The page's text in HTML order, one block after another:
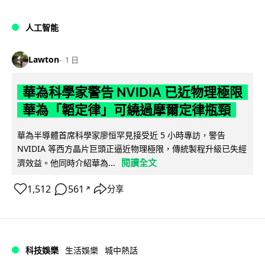
人工智能
Lawton 1 日
華為科學家警告 NVIDIA 已近物理極限
華為「韜定律」可繞過摩爾定律瓶頸
華為半導體首席科學家廖恒罕見接受近 5 小時專訪，警告
NVIDIA 等西方晶片巨頭正逼近物理極限，傳統製程升級已失經
濟效益。他同時介紹華為...
閱讀全文
1,512 561 ↗ 分享
科技娛樂 生活娛樂 城中熱話